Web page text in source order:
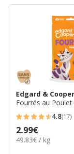
Edgard & Cooper
Fourrés au
4.8
étoiles
avec
4.8(17)
Prix
2.99€
2.99€
49.83€
49.83€ / kg